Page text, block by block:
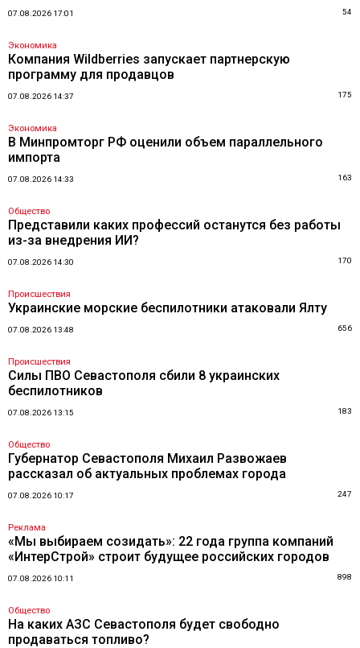
07.08.2026 17:01 54
Экономика
Компания Wildberries запускает партнерскую
программу для продавцов
07.08.2026 14:37 175
Экономика
В Минпромторг РФ оценили объем параллельного
импорта
07.08.2026 14:33 163
Общество
Представили каких профессий останутся без работы
из-за внедрения ИИ?
07.08.2026 14:30 170
Происшествия
Украинские морские беспилотники атаковали Ялту
07.08.2026 13:48 656
Происшествия
Силы ПВО Севастополя сбили 8 украинских
беспилотников
07.08.2026 13:15 183
Общество
Губернатор Севастополя Михаил Развожаев
рассказал об актуальных проблемах города
07.08.2026 10:17 247
Реклама
«Мы выбираем созидать»: 22 года группа компаний
«ИнтерСтрой» строит будущее российских городов
07.08.2026 10:11 898
Общество
На каких АЗС Севастополя будет свободно
продаваться топливо?